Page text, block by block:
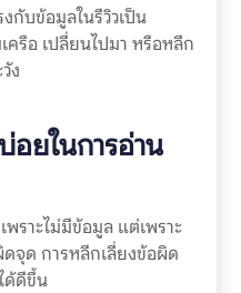
กับข้อมูลในรีวิวเป็น
รือ เปลี่ยนไปมา หรือหลีก
ง
ยในการอ่าน
ราะไม่มีข้อมูล แต่เพราะ
จุด การหลีกเลี่ยงข้อผิด
ด้ดีขึ้น